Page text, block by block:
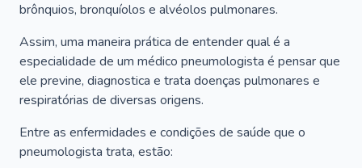
brônquios, bronquíolos e alvéolos pulmonares.
Assim, uma maneira prática de entender qual é a
especialidade de um médico pneumologista é pensar que
ele previne, diagnostica e trata doenças pulmonares e
respiratórias de diversas origens.
Entre as enfermidades e condições de saúde que o
pneumologista trata, estão: